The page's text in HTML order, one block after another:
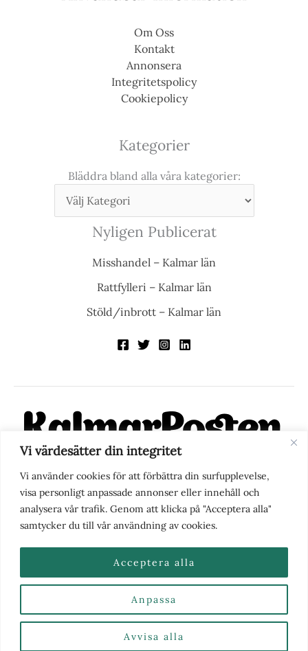
Vi värdesätter din integritet
Vi använder cookies för att förbättra din surfupplevelse,
visa personligt anpassade annonser eller innehåll och
analysera vår trafik. Genom att klicka på "Acceptera alla"
samtycker du till vår användning av cookies.
Anpassa
Avvisa alla
Acceptera alla
Om Oss
Kontakt
Annonsera
Integritetspolicy
Cookiepolicy
Kategorier
Bläddra bland alla våra kategorier:
Nyligen Publicerat
Misshandel – Kalmar län
Rattfylleri – Kalmar län
Stöld/inbrott – Kalmar län
KalmarPosten är en modern lokalnyhetstidning på nätet. Med
fokus på Kalmarregionen, men också med blick för det större
perspektivet, vill vi vara din självklara kanal för nyheter,
berättelser och engagemang. KalmarPosten grundades 1988 och
fick nya ägare 2025.
Nyhetstips eller frågor?Kontakta oss
2026 | Kalmarposten.se |Se alla Kategorier & Ämnen
här